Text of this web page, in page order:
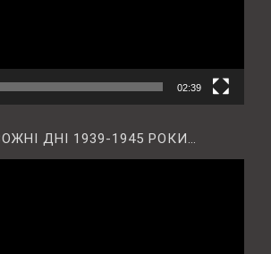
02:39
ДНІ 1939-1945 РОКИ…